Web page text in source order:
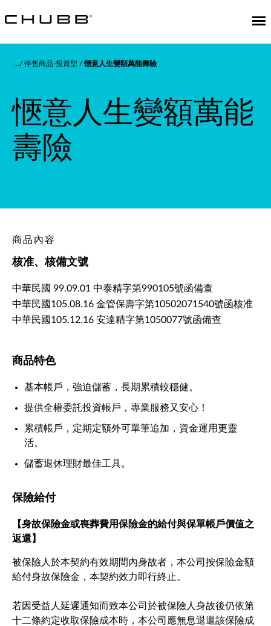
停售商品-投資型 愜意人生變額萬能壽險
愜意人生變額萬能
壽險
商品內容
核准、核備文號
中華民國 99.09.01 中泰精字第990105號函備查
中華民國105.08.16 金管保壽字第10502071540號函核准
中華民國105.12.16 安達精字第1050077號函備查
商品特色
基本帳戶，強迫儲蓄，長期累積較穩健。
提供全權委託投資帳戶，專業服務又安心！
累積帳戶，定期定額外可單筆追加，資金運用更靈
活。
儲蓄退休理財最佳工具。
保險給付
【身故保險金或喪葬費用保險金的給付與保單帳戶價值之
返還】
被保險人於本契約有效期間內身故者，本公司按保險金額
給付身故保險金，本契約效力即行終止。
若因受益人延遲通知而致本公司於被保險人身故後仍依第
十二條約定收取保險成本時，本公司應無息退還該保險成